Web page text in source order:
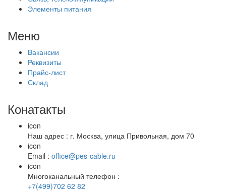
Элементы питания
Меню
Вакансии
Реквизиты
Прайс-лист
Склад
Конатакты
icon
Наш адрес : г. Москва, улица Привольная, дом 70
icon
Email : office@pes-cable.ru
icon
Многоканальный телефон :
+7(499)702 62 82